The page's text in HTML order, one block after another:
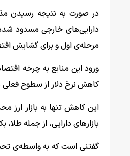
در صورت به نتیجه رسیدن
مرحله‌ی اول و برای گشایش اقتصادی تهران، ۶ میلیارد
ورود این منابع به چرخه
کاهش نرخ دلار از سطوح فعلی به محدوده‌های
این کاهش تنها به بازار ارز
بازار‌های دارایی، از جمله